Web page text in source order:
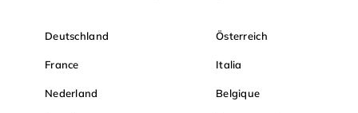
Deutschland Österreich
France Italia
Nederland Belgique